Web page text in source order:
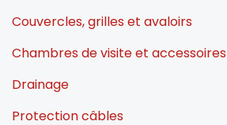
Couvercles, grilles et avaloirs
Chambres de visite et accessoires
Drainage
Protection câbles